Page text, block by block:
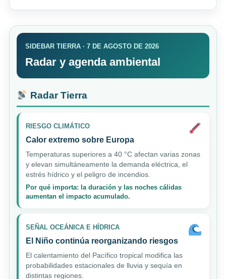
SIDEBAR TIERRA · 7 DE AGOSTO DE 2026
Radar y agenda ambiental
Radar Tierra
RIESGO CLIMÁTICO
Calor extremo sobre Europa
Temperaturas superiores a 40 °C afectan varias zonas
y elevan simultáneamente la demanda eléctrica, el
estrés hídrico y el peligro de incendios.
Por qué importa: la duración y las noches cálidas
aumentan el impacto acumulado.
SEÑAL OCEÁNICA E HÍDRICA
El Niño continúa reorganizando riesgos
El calentamiento del Pacífico tropical modifica las
probabilidades estacionales de lluvia y sequía en
distintas regiones.